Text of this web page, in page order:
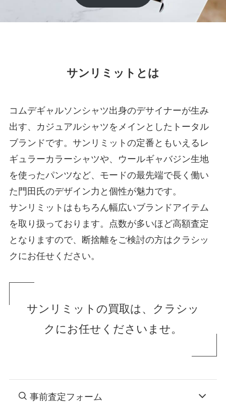
サンリミットとは
コムデギャルソンシャツ出身のデサイナーが生み
出す、カジュアルシャツをメインとしたトータル
ブランドです。サンリミットの定番ともいえるレ
ギュラーカラーシャツや、ウールギャバジン生地
を使ったパンツなど、モードの最先端で長く働い
た門田氏のデザイン力と個性が魅力です。
サンリミットはもちろん幅広いブランドアイテム
を取り扱っております。点数が多いほど高額査定
となりますので、断捨離をご検討の方はクラシッ
クにお任せください。
サンリミットの買取は、クラシッ
クにお任せくださいませ。
事前査定フォーム